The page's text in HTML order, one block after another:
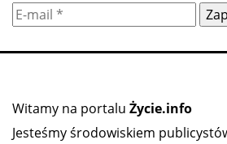
Witamy na portalu Życie.info
Jesteśmy środowiskiem